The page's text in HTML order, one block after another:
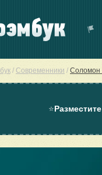
/ Современники / Соломон
⭐